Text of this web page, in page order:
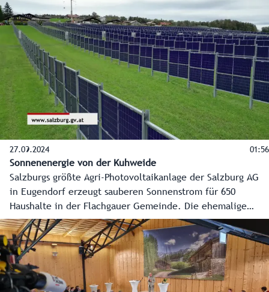
entwickelt werden. Einem Paradies für Natur- und
Artenschutz, wo der Hochwasserschutz für die Region
verbessert wird und ein Naherholungsgebiet mitten im
Ballungsraum entsteht.
27.09.2024 01:56
Sonnenenergie von der Kuhweide
Salzburgs größte Agri-Photovoltaikanlage der Salzburg AG
in Eugendorf erzeugt sauberen Sonnenstrom für 650
Haushalte in der Flachgauer Gemeinde. Die ehemalige
Deponiefläche kann auch weiterhin landwirtschaftlich
genutzt werden. Ein wichtiger Schritt auf dem Weg zur
Energiewende und zur Erreichung der Klimaziele des
Landes.